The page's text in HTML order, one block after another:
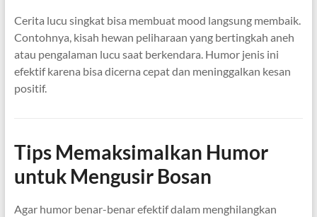
Cerita lucu singkat bisa membuat mood langsung membaik.
Contohnya, kisah hewan peliharaan yang bertingkah aneh
atau pengalaman lucu saat berkendara. Humor jenis ini
efektif karena bisa dicerna cepat dan meninggalkan kesan
positif.
Tips Memaksimalkan Humor
untuk Mengusir Bosan
Agar humor benar-benar efektif dalam menghilangkan